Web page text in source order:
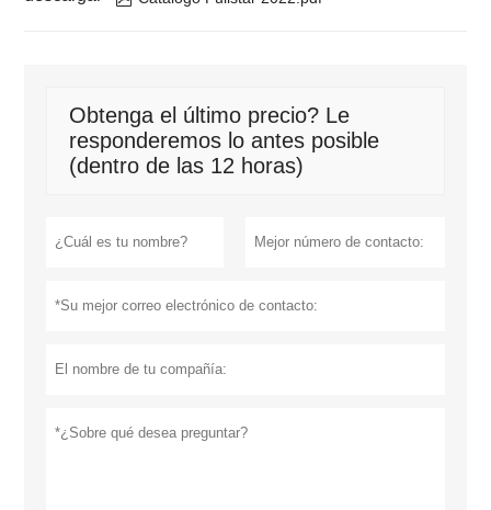
Obtenga el último precio? Le
responderemos lo antes posible
(dentro de las 12 horas)